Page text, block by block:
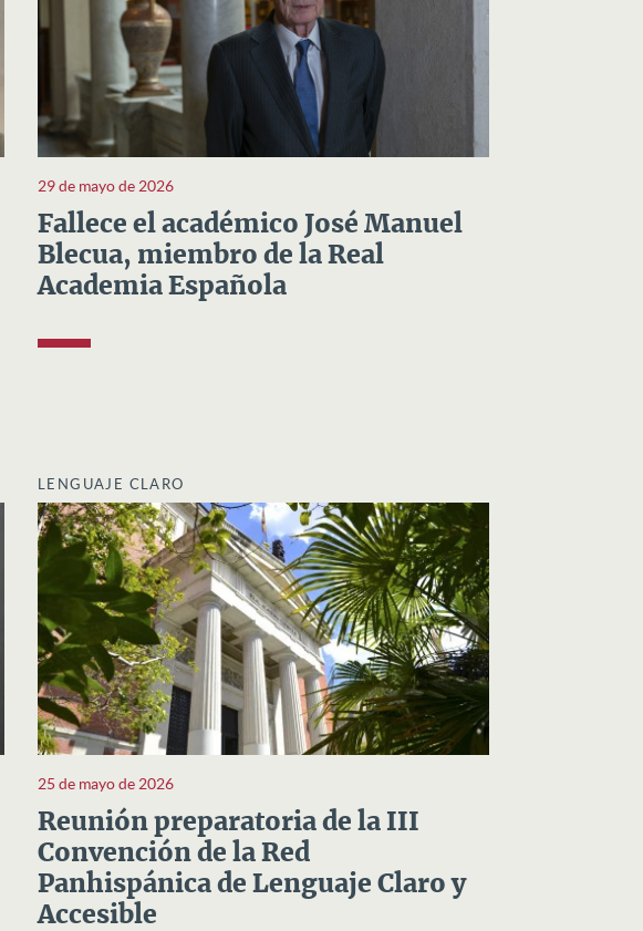
29 de mayo de 2026
Fallece el académico José Manuel
Blecua, miembro de la Real
Academia Española
LENGUAJE CLARO
25 de mayo de 2026
Reunión preparatoria de la III
Convención de la Red
Panhispánica de Lenguaje Claro y
Accesible